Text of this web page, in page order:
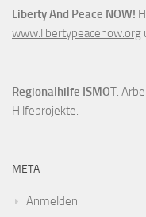
Liberty And Peace NOW!
www.libertypeacenow.org
Regionalhilfe ISMOT.
Hilfeprojekte.
META
Anmelden